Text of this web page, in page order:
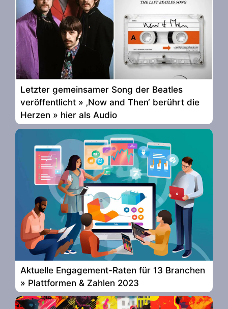
Letzter gemeinsamer Song der Beatles
veröffentlicht » ‚Now and Then‘ berührt die
Herzen » hier als Audio
Aktuelle Engagement-Raten für 13 Branchen
» Plattformen & Zahlen 2023